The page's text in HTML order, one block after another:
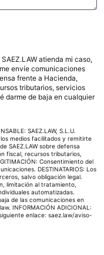
atienda mi caso,
envíe comunicaciones
frente a Hacienda,
tributarios, servicios
darme de baja en cualquier
medios facilitados y remitirte
SAEZ.LAW sobre defensa
fiscal, recursos tributarios,
Los
salvo obligación legal.
limitación al tratamiento,
automatizadas.
de las comunicaciones en
enlace: saez.law/aviso-